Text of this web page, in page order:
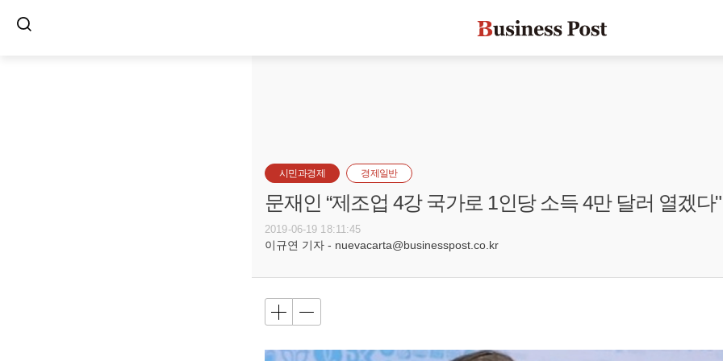
시민과경제 경제일반
문재인 “제조업 4강 국가로 1인당 소득 4만 달러 열겠다"
2019-06-19 18:11:45
이규연 기자 - nuevacarta@businesspost.co.kr